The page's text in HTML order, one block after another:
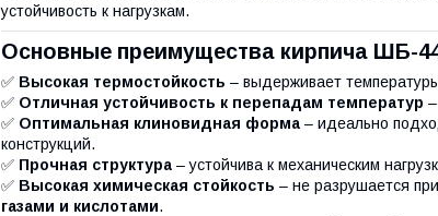
устойчивость к нагрузкам.
Основные преимущества кирпича ШБ-
✅ Высокая термостойкость – выдерживает
✅ Отличная устойчивость к перепадам температур
✅ Оптимальная клиновидная форма – идеально
конструкций.
✅ Прочная структура – устойчива к механическим
✅ Высокая химическая стойкость – не разрушается
газами и кислотами.